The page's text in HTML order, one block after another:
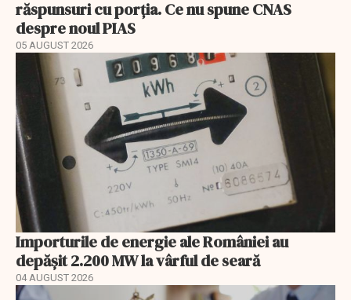
răspunsuri cu porția. Ce nu spune CNAS
despre noul PIAS
05 AUGUST 2026
Importurile de energie ale României au
depășit 2.200 MW la vârful de seară
04 AUGUST 2026